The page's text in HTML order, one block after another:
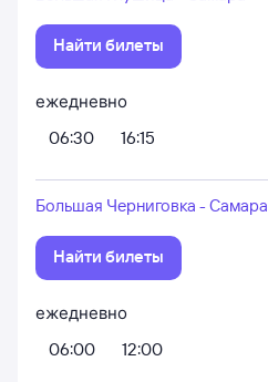
Найти билеты
ежедневно
06:30
16:15
Большая Черниговка - Самара
Найти билеты
ежедневно
06:00
12:00